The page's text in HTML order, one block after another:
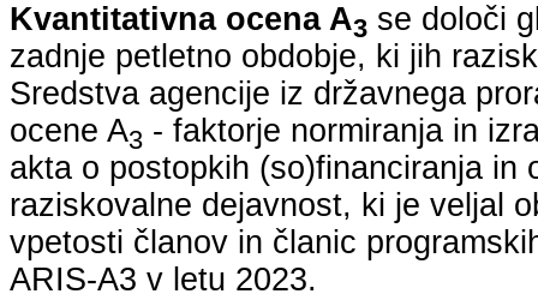
Kvantitativna ocena A3 se določi
zadnje petletno obdobje, ki jih
Sredstva agencije iz državnega
ocene A3 - faktorje normiranja in
akta o postopkih (so)financiranja in
raziskovalne dejavnost, ki je veljal
vpetosti članov in članic
ARIS-A3 v letu 2023.